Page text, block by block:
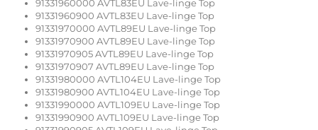
91331960000 AVTL83EU Lave-linge Top
91331960900 AVTL83EU Lave-linge Top
91331970000 AVTL89EU Lave-linge Top
91331970900 AVTL89EU Lave-linge Top
91331970905 AVTL89EU Lave-linge Top
91331970907 AVTL89EU Lave-linge Top
91331980000 AVTL104EU Lave-linge Top
91331980900 AVTL104EU Lave-linge Top
91331990000 AVTL109EU Lave-linge Top
91331990900 AVTL109EU Lave-linge Top